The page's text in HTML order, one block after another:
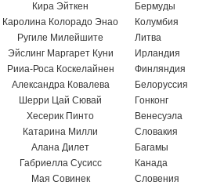
Кира Эйткен
Бермуды
Каролина Колорадо Энао
Колумбия
Ругиле Милейшите
Литва
Эйслинг Маргарет Куни
Ирландия
Рииа-Роса Коскелайнен
Финляндия
Александра Ковалева
Белоруссия
Шерри Цай Сювай
Гонконг
Хесерик Пинто
Венесуэла
Катарина Милли
Словакия
Алана Дилет
Багамы
Габриелла Сусисс
Канада
Мая Совинек
Словения